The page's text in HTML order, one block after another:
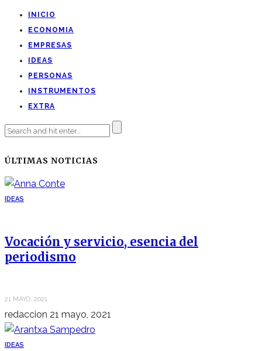
INICIO
ECONOMIA
EMPRESAS
IDEAS
PERSONAS
INSTRUMENTOS
EXTRA
ÚLTIMAS NOTICIAS
IDEAS
Vocación y servicio, esencia del
periodismo
21 MAYO, 2021
redaccion 21 mayo, 2021
IDEAS